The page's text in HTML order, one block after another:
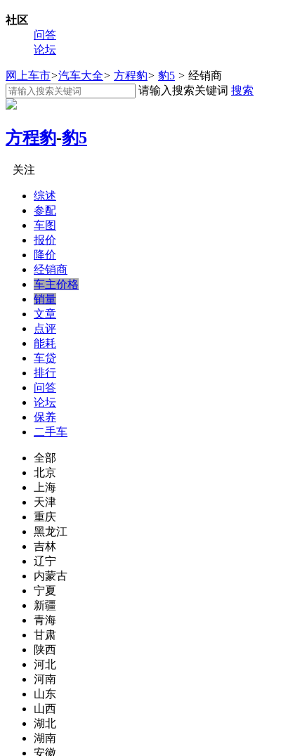
社区
问答
论坛
网上车市>汽车大全> 方程豹> 豹5 > 经销商
请输入搜索关键词 搜索
方程豹-豹5
关注
综述
参配
车图
报价
降价
经销商
车主价格
销量
文章
点评
能耗
车贷
排行
问答
论坛
保养
二手车
全部
北京
上海
天津
重庆
黑龙江
吉林
辽宁
内蒙古
宁夏
新疆
青海
甘肃
陕西
河北
河南
山东
山西
湖北
湖南
安徽